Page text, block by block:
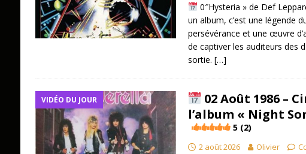
0″Hysteria » de Def
un album, c’est une légende
persévérance et une œuvre
de captiver les auditeurs des
sortie. […]
VIDÉO DU JOUR
02 Août 1986 –
l’album « Night
5 (2)
2 août 2026 Olivier